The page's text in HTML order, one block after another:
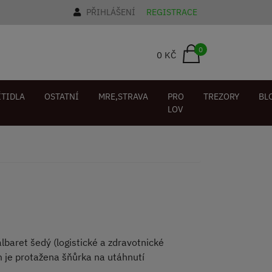
PŘIHLÁŠENÍ REGISTRACE
0 KČ 0
OSTATNÍ MRE,STRAVA
PRO
LOV
TREZORY
šedý (logistické a zdravotnické
je protažena šňůrka na utáhnutí